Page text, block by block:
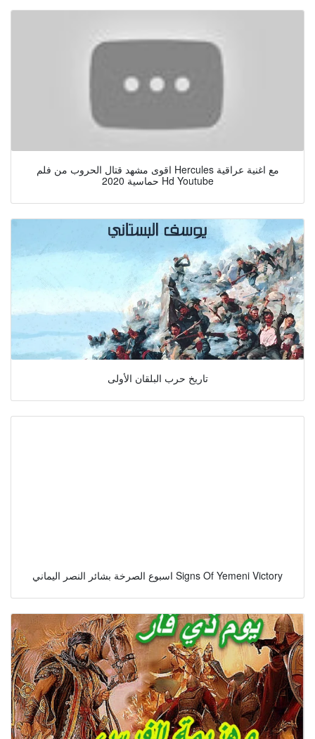
اقوى مشهد قتال الحروب من فلم Hercules مع اغنية عراقية
حماسية 2020 Hd Youtube
تاريخ حرب البلقان الأولى
اسبوع الصرخة بشائر النصر اليماني Signs Of Yemeni Victory